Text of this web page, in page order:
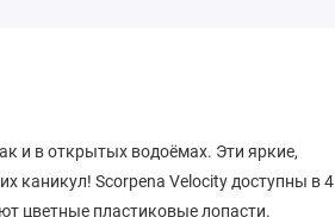
и в открытых водоёмах. Эти яркие,
каникул! Scorpena Velocity доступны в 4
цветные пластиковые лопасти.